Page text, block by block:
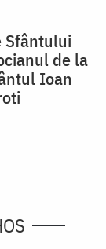
Sfântului
de la
Ioan